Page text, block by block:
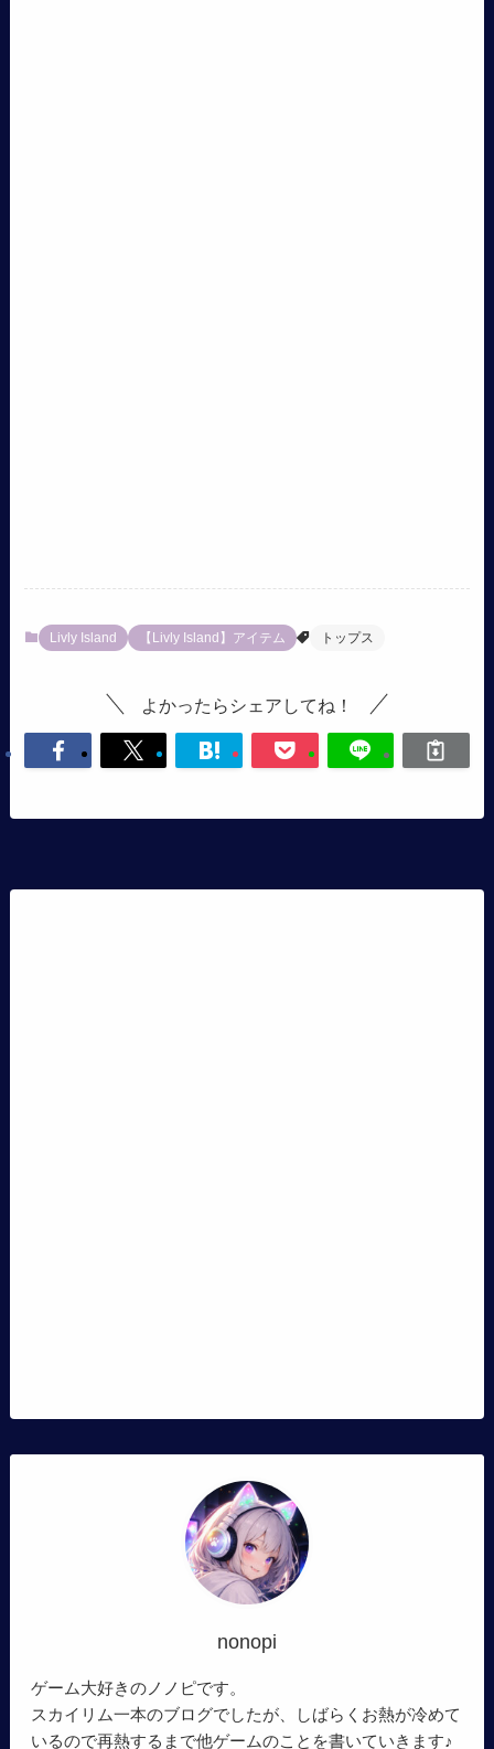
Livly Island 【Livly Island】アイテム トップス
よかったらシェアしてね！
nonopi
ゲーム大好きのノノピです。
スカイリム一本のブログでしたが、しばらくお熱が冷めて
いるので再熱するまで他ゲームのことを書いていきます♪